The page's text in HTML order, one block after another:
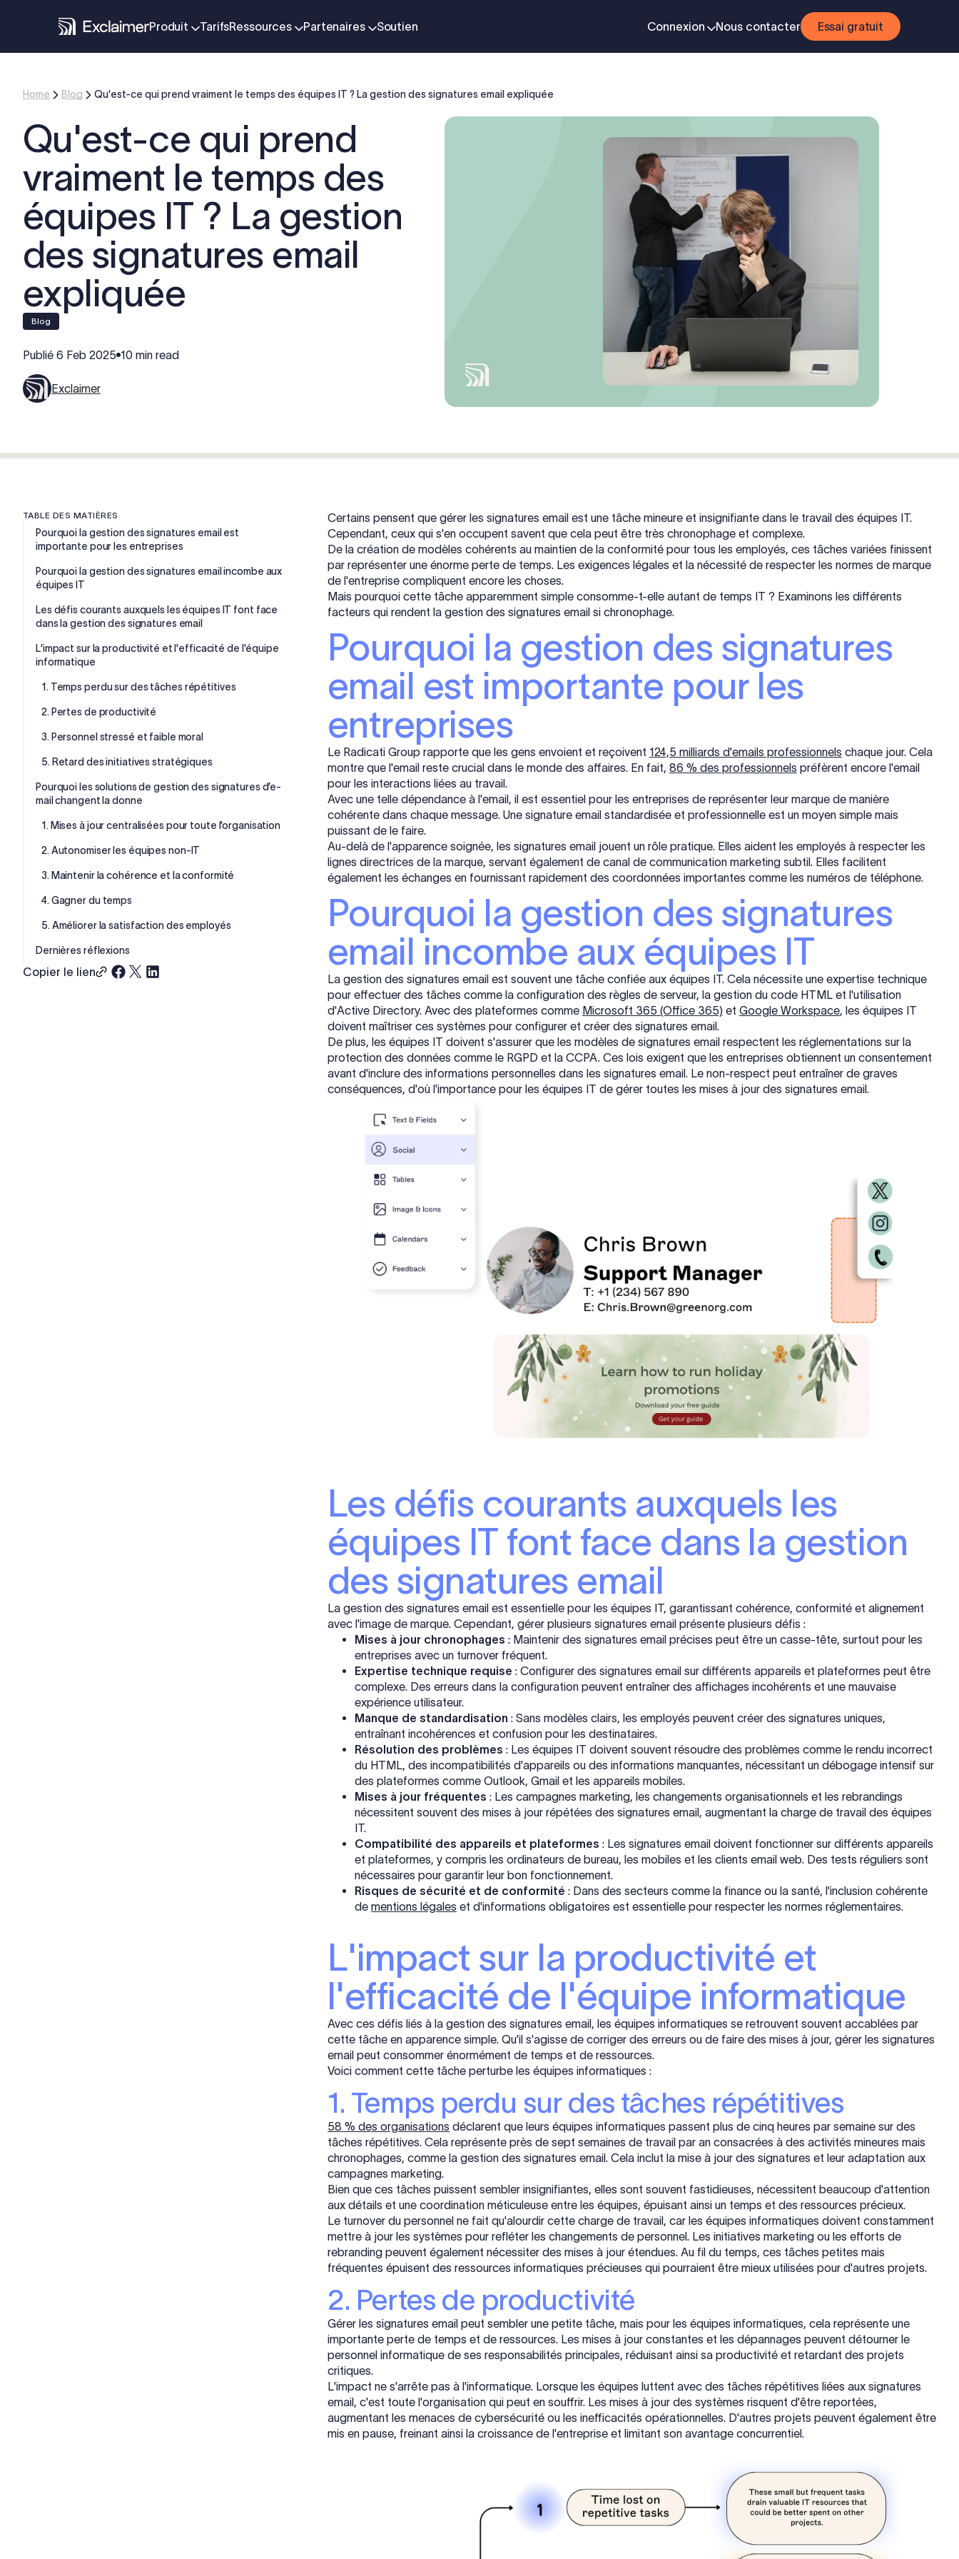
Produit TarifsRessources Partenaires Soutien Connexion Nous contacter Essai gratuit
Home Blog Qu'est-ce qui prend vraiment le temps des équipes IT ? La gestion des signatures email expliquée
Qu'est-ce qui prend
vraiment le temps des
équipes IT ? La gestion
des signatures email
expliquée
blog
Publié 6 Feb 2025 10 min read
Exclaimer
TABLE DES MATIÈRES
Pourquoi la gestion des signatures email est
importante pour les entreprises
Pourquoi la gestion des signatures email incombe aux
équipes IT
Les défis courants auxquels les équipes IT font face
dans la gestion des signatures email
L'impact sur la productivité et l'efficacité de l'équipe
informatique
1. Temps perdu sur des tâches répétitives
2. Pertes de productivité
3. Personnel stressé et faible moral
5. Retard des initiatives stratégiques
Pourquoi les solutions de gestion des signatures d’e-
mail changent la donne
1. Mises à jour centralisées pour toute l’organisation
2. Autonomiser les équipes non-IT
3. Maintenir la cohérence et la conformité
4. Gagner du temps
5. Améliorer la satisfaction des employés
Dernières réflexions
Copier le lien
Certains pensent que gérer les signatures email est une tâche mineure et insignifiante dans le travail des équipes IT.
Cependant, ceux qui s'en occupent savent que cela peut être très chronophage et complexe.
De la création de modèles cohérents au maintien de la conformité pour tous les employés, ces tâches variées finissent
par représenter une énorme perte de temps. Les exigences légales et la nécessité de respecter les normes de marque
de l'entreprise compliquent encore les choses.
Mais pourquoi cette tâche apparemment simple consomme-t-elle autant de temps IT ? Examinons les différents
facteurs qui rendent la gestion des signatures email si chronophage.
Pourquoi la gestion des signatures
email est importante pour les
entreprises
Le Radicati Group rapporte que les gens envoient et reçoivent 124,5 milliards d'emails professionnels chaque jour. Cela
montre que l'email reste crucial dans le monde des affaires. En fait, 86 % des professionnels préfèrent encore l'email
pour les interactions liées au travail.
Avec une telle dépendance à l'email, il est essentiel pour les entreprises de représenter leur marque de manière
cohérente dans chaque message. Une signature email standardisée et professionnelle est un moyen simple mais
puissant de le faire.
Au-delà de l'apparence soignée, les signatures email jouent un rôle pratique. Elles aident les employés à respecter les
lignes directrices de la marque, servant également de canal de communication marketing subtil. Elles facilitent
également les échanges en fournissant rapidement des coordonnées importantes comme les numéros de téléphone.
Pourquoi la gestion des signatures
email incombe aux équipes IT
La gestion des signatures email est souvent une tâche confiée aux équipes IT. Cela nécessite une expertise technique
pour effectuer des tâches comme la configuration des règles de serveur, la gestion du code HTML et l'utilisation
d'Active Directory. Avec des plateformes comme Microsoft 365 (Office 365) et Google Workspace, les équipes IT
doivent maîtriser ces systèmes pour configurer et créer des signatures email.
De plus, les équipes IT doivent s'assurer que les modèles de signatures email respectent les réglementations sur la
protection des données comme le RGPD et la CCPA. Ces lois exigent que les entreprises obtiennent un consentement
avant d'inclure des informations personnelles dans les signatures email. Le non-respect peut entraîner de graves
conséquences, d'où l'importance pour les équipes IT de gérer toutes les mises à jour des signatures email.
Les défis courants auxquels les
équipes IT font face dans la gestion
des signatures email
La gestion des signatures email est essentielle pour les équipes IT, garantissant cohérence, conformité et alignement
avec l'image de marque. Cependant, gérer plusieurs signatures email présente plusieurs défis :
Mises à jour chronophages : Maintenir des signatures email précises peut être un casse-tête, surtout pour les
entreprises avec un turnover fréquent.
Expertise technique requise : Configurer des signatures email sur différents appareils et plateformes peut être
complexe. Des erreurs dans la configuration peuvent entraîner des affichages incohérents et une mauvaise
expérience utilisateur.
Manque de standardisation : Sans modèles clairs, les employés peuvent créer des signatures uniques,
entraînant incohérences et confusion pour les destinataires.
Résolution des problèmes : Les équipes IT doivent souvent résoudre des problèmes comme le rendu incorrect
du HTML, des incompatibilités d'appareils ou des informations manquantes, nécessitant un débogage intensif sur
des plateformes comme Outlook, Gmail et les appareils mobiles.
Mises à jour fréquentes : Les campagnes marketing, les changements organisationnels et les rebrandings
nécessitent souvent des mises à jour répétées des signatures email, augmentant la charge de travail des équipes
IT.
Compatibilité des appareils et plateformes : Les signatures email doivent fonctionner sur différents appareils
et plateformes, y compris les ordinateurs de bureau, les mobiles et les clients email web. Des tests réguliers sont
nécessaires pour garantir leur bon fonctionnement.
Risques de sécurité et de conformité : Dans des secteurs comme la finance ou la santé, l'inclusion cohérente
de mentions légales et d'informations obligatoires est essentielle pour respecter les normes réglementaires.
L'impact sur la productivité et
l'efficacité de l'équipe informatique
Avec ces défis liés à la gestion des signatures email, les équipes informatiques se retrouvent souvent accablées par
cette tâche en apparence simple. Qu'il s'agisse de corriger des erreurs ou de faire des mises à jour, gérer les signatures
email peut consommer énormément de temps et de ressources.
Voici comment cette tâche perturbe les équipes informatiques :
1. Temps perdu sur des tâches répétitives
58 % des organisations déclarent que leurs équipes informatiques passent plus de cinq heures par semaine sur des
tâches répétitives. Cela représente près de sept semaines de travail par an consacrées à des activités mineures mais
chronophages, comme la gestion des signatures email. Cela inclut la mise à jour des signatures et leur adaptation aux
campagnes marketing.
Bien que ces tâches puissent sembler insignifiantes, elles sont souvent fastidieuses, nécessitent beaucoup d'attention
aux détails et une coordination méticuleuse entre les équipes, épuisant ainsi un temps et des ressources précieux.
Le turnover du personnel ne fait qu'alourdir cette charge de travail, car les équipes informatiques doivent constamment
mettre à jour les systèmes pour refléter les changements de personnel. Les initiatives marketing ou les efforts de
rebranding peuvent également nécessiter des mises à jour étendues. Au fil du temps, ces tâches petites mais
fréquentes épuisent des ressources informatiques précieuses qui pourraient être mieux utilisées pour d'autres projets.
2. Pertes de productivité
Gérer les signatures email peut sembler une petite tâche, mais pour les équipes informatiques, cela représente une
importante perte de temps et de ressources. Les mises à jour constantes et les dépannages peuvent détourner le
personnel informatique de ses responsabilités principales, réduisant ainsi sa productivité et retardant des projets
critiques.
L'impact ne s'arrête pas à l'informatique. Lorsque les équipes luttent avec des tâches répétitives liées aux signatures
email, c'est toute l'organisation qui peut en souffrir. Les mises à jour des systèmes risquent d'être reportées,
augmentant les menaces de cybersécurité ou les inefficacités opérationnelles. D'autres projets peuvent également être
mis en pause, freinant ainsi la croissance de l'entreprise et limitant son avantage concurrentiel.